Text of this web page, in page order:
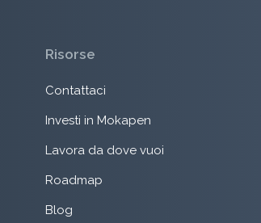
Risorse
Contattaci
Investi in Mokapen
Lavora da dove vuoi
Roadmap
Blog